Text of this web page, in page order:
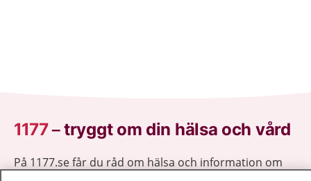
1177–tryggt om din hälsa och vård
På 1177.se får du råd om hälsa och information om